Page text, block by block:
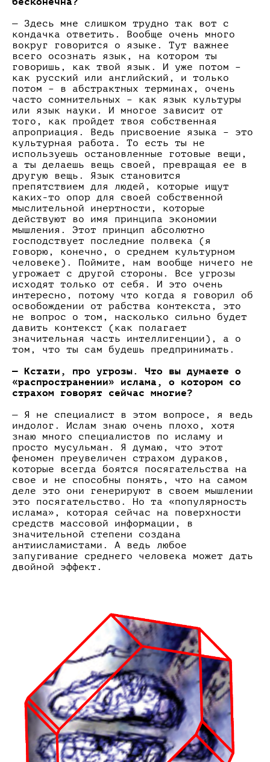
— Здесь мне слишком трудно так вот с
кондачка ответить. Вообще очень много
вокруг говорится о языке. Тут важнее
всего осознать язык, на котором ты
говоришь, как твой язык. И уже потом –
как русский или английский, и только
потом – в абстрактных терминах, очень
часто сомнительных – как язык культуры
или язык науки. И многое зависит от
того, как пройдет твоя собственная
апроприация. Ведь присвоение языка – это
культурная работа. То есть ты не
используешь остановленные готовые вещи,
а ты делаешь вещь своей, превращая ее в
другую вещь. Язык становится
препятствием для людей, которые ищут
каких-то опор для своей собственной
мыслительной инертности, которые
действуют во имя принципа экономии
мышления. Этот принцип абсолютно
господствует последние полвека (я
говорю, конечно, о среднем культурном
человеке). Поймите, нам вообще ничего не
угрожает с другой стороны. Все угрозы
исходят только от себя. И это очень
интересно, потому что когда я говорил об
освобождении от рабства контекста, это
не вопрос о том, насколько сильно будет
давить контекст (как полагает
значительная часть интеллигенции), а о
том, что ты сам будешь предпринимать.
— Кстати, про угрозы. Что вы думаете о
«распространении» ислама, о котором со
страхом говорят сейчас многие?
— Я не специалист в этом вопросе, я ведь
индолог. Ислам знаю очень плохо, хотя
знаю много специалистов по исламу и
просто мусульман. Я думаю, что этот
феномен преувеличен страхом дураков,
которые всегда боятся посягательства на
свое и не способны понять, что на самом
деле это они генерируют в своем мышлении
это посягательство. Но та «популярность
ислама», которая сейчас на поверхности
средств массовой информации, в
значительной степени создана
антиисламистами. А ведь любое
запугивание среднего человека может дать
двойной эффект.